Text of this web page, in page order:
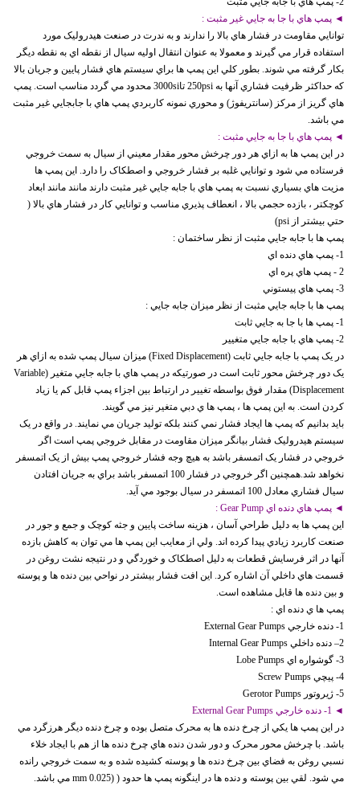
◄ پمپ هاي با جا به جايي غير مثبت :
توانايي مقاومت در فشار هاي بالا را ندارند و به ندرت در صنعت هيدروليک مورد
استفاده قرار مي گيرند و معمولا به عنوان انتقال اوليه سيال از نقطه اي به نقطه ديگر
بکار گرفته مي شوند. بطور کلي اين پمپ ها براي سيستم هاي فشار پايين و جريان بالا
که حداکثر ظرفيت فشاري آنها به 250psi تا3000si محدود مي گردد مناسب است. پمپ
هاي گريز از مرکز (سانتريفوژ) و محوري نمونه کاربردي پمپ هاي با جابجايي غير مثبت
مي باشد.
◄ پمپ هاي با جا به جايي مثبت :
در اين پمپ ها به ازاي هر دور چرخش محور مقدار معيني از سيال به سمت خروجي
فرستاده مي شود و توانايي غلبه بر فشار خروجي و اصطکاک را دارد. اين پمپ ها
مزيت هاي بسياري نسبت به پمپ هاي با جابه جايي غير مثبت دارند مانند مانند ابعاد
کوچکتر ، بازده حجمي بالا ، انعطاف پذيري مناسب و توانايي کار در فشار هاي بالا (
حتي بيشتر از psi)
پمپ ها با جابه جايي مثبت از نظر ساختمان :
1- پمپ هاي دنده اي
2 - پمپ هاي پره اي
3- پمپ هاي پيستوني
پمپ ها با جابه جايي مثبت از نظر ميزان جابه جايي :
1- پمپ ها با جا به جايي ثابت
2- پمپ هاي با جابه جايي متغيير
در يک پمپ با جابه جايي ثابت (Fixed Displacement) ميزان سيال پمپ شده به ازاي هر
يک دور چرخش محور ثابت است در صورتيکه در پمپ هاي با جابه جايي متغير (Variable
Displacement) مقدار فوق بواسطه تغيير در ارتباط بين اجزاء پمپ قابل کم يا زياد
کردن است. به اين پمپ ها ، پمپ ها ي دبي متغير نيز مي گويند.
بايد بدانيم که پمپ ها ايجاد فشار نمي کنند بلکه توليد جريان مي نمايند. در واقع در يک
سيستم هيدروليک فشار بيانگر ميزان مقاومت در مقابل خروجي پمپ است اگر
خروجي در فشار يک اتمسفر باشد به هيچ وجه فشار خروجي پمپ بيش از يک اتمسفر
نخواهد شد.همچنين اگر خروجي در فشار 100 اتمسفر باشد براي به جريان افتادن
سيال فشاري معادل 100 اتمسفر در سيال بوجود مي آيد.
◄ پمپ هاي دنده اي Gear Pump :
اين پمپ ها به دليل طراحي آسان ، هزينه ساخت پايين و جثه کوچک و جمع و جور در
صنعت کاربرد زيادي پيدا کرده اند. ولي از معايب اين پمپ ها مي توان به کاهش بازده
آنها در اثر فرسايش قطعات به دليل اصطکاک و خوردگي و در نتيجه نشت روغن در
قسمت هاي داخلي آن اشاره کرد. اين افت فشار بيشتر در نواحي بين دنده ها و پوسته
و بين دنده ها قابل مشاهده است.
پمپ ها ي دنده اي :
1- دنده خارجي External Gear Pumps
2– دنده داخلي Internal Gear Pumps
3- گوشواره اي Lobe Pumps
4- پيچي Screw Pumps
5- ژيروتور Gerotor Pumps
◄ 1- دنده خارجي External Gear Pumps
در اين پمپ ها يکي از چرخ دنده ها به محرک متصل بوده و چرخ دنده ديگر هرزگرد مي
باشد. با چرخش محور محرک و دور شدن دنده هاي چرخ دنده ها از هم با ايجاد خلاء
نسبي روغن به فضاي بين چرخ دنده ها و پوسته کشيده شده و به سمت خروجي رانده
مي شود. لقي بين پوسته و دنده ها در اينگونه پمپ ها حدود ( (0.025 mm مي باشد.